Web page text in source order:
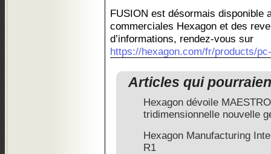
FUSION est désormais disponible
commerciales Hexagon et des
d’informations, rendez-vous sur
https://hexagon.com/fr/products/
Articles qui
Hexagon dévoile
tridimensionnelle nouvelle
Hexagon Manufacturing
R1